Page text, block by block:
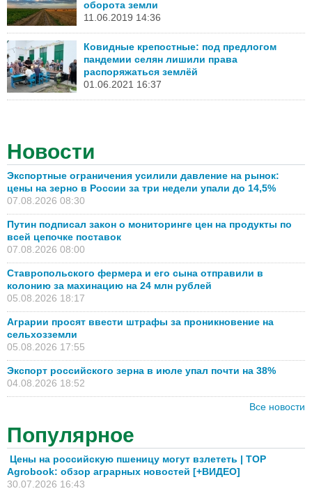
оборота земли
11.06.2019 14:36
Ковидные крепостные: под предлогом
пандемии селян лишили права
распоряжаться землёй
01.06.2021 16:37
Новости
Экспортные ограничения усилили давление на рынок:
цены на зерно в России за три недели упали до 14,5%
07.08.2026 08:30
Путин подписал закон о мониторинге цен на продукты по
всей цепочке поставок
07.08.2026 08:00
Ставропольского фермера и его сына отправили в
колонию за махинацию на 24 млн рублей
05.08.2026 18:17
Аграрии просят ввести штрафы за проникновение на
сельхозземли
05.08.2026 17:55
Экспорт российского зерна в июле упал почти на 38%
04.08.2026 18:52
Все новости
Популярное
Цены на российскую пшеницу могут взлететь | TOP
Agrobook: обзор аграрных новостей [+ВИДЕО]
30.07.2026 16:43